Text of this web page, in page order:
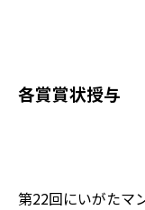
各賞賞状授与
第22回にいがたマ